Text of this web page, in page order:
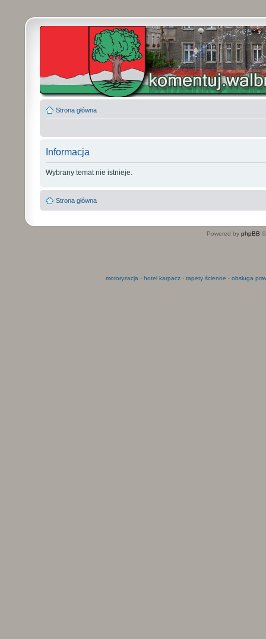
Strona główna
Informacja
Wybrany temat nie istnieje.
Strona główna
Powered by phpBB
motoryzacja - hotel karpacz- tapety ścienne - obsługa